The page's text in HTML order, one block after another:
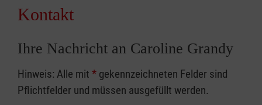
Kontakt
Ihre Nachricht an Caroline Grandy
Hinweis: Alle mit * gekennzeichneten Felder sind
Pflichtfelder und müssen ausgefüllt werden.